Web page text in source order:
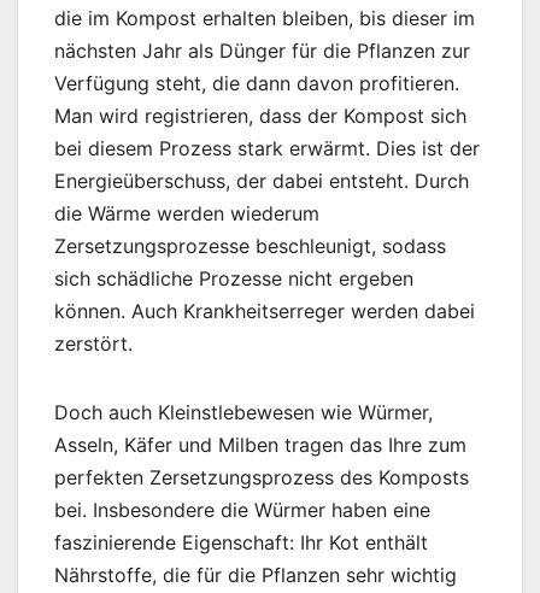
die im Kompost erhalten bleiben, bis dieser im
nächsten Jahr als Dünger für die Pflanzen zur
Verfügung steht, die dann davon profitieren.
Man wird registrieren, dass der Kompost sich
bei diesem Prozess stark erwärmt. Dies ist der
Energieüberschuss, der dabei entsteht. Durch
die Wärme werden wiederum
Zersetzungsprozesse beschleunigt, sodass
sich schädliche Prozesse nicht ergeben
können. Auch Krankheitserreger werden dabei
zerstört.
Doch auch Kleinstlebewesen wie Würmer,
Asseln, Käfer und Milben tragen das Ihre zum
perfekten Zersetzungsprozess des Komposts
bei. Insbesondere die Würmer haben eine
faszinierende Eigenschaft: Ihr Kot enthält
Nährstoffe, die für die Pflanzen sehr wichtig